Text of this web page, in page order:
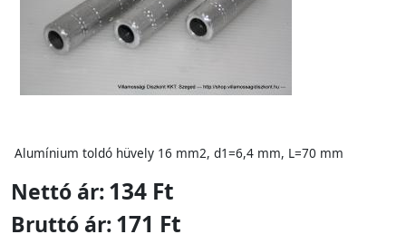
Alumínium toldó hüvely 16 mm2, d1=6,4 mm, L=70 mm
Nettó ár:134 Ft
Bruttó ár:171 Ft